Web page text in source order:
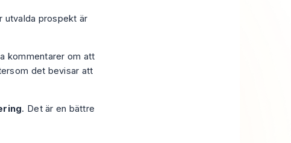
utvalda prospekt är
kommentarer om att
det bevisar att
. Det är en bättre